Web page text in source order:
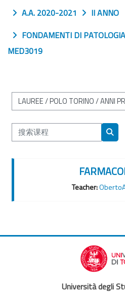
A.A. 2020-2021
II ANNO
FONDAMENTI DI
MED3019
课程类别
搜索课程
搜索
Teacher:
Università degli